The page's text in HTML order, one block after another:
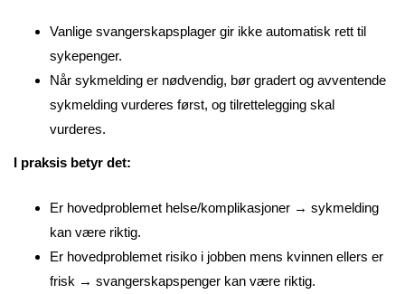
Vanlige svangerskapsplager gir ikke automatisk rett til
sykepenger.
Når sykmelding er nødvendig, bør gradert og avventende
sykmelding vurderes først, og tilrettelegging skal
vurderes.
I praksis betyr det:
Er hovedproblemet helse/komplikasjoner → sykmelding
kan være riktig.
Er hovedproblemet risiko i jobben mens kvinnen ellers er
frisk → svangerskapspenger kan være riktig.